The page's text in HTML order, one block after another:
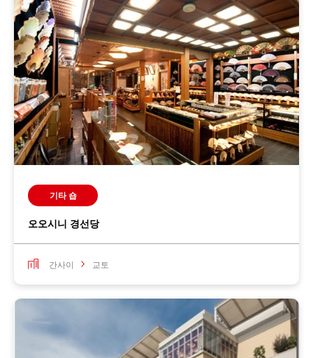
기타 숍
오오시니 경선당
간사이 교토